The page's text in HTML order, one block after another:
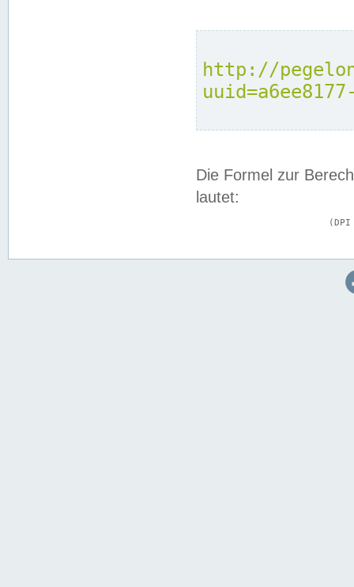
http://
Die Formel zur
lautet: